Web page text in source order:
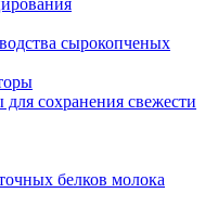
сырокопченых
сохранения свежести
белков молока